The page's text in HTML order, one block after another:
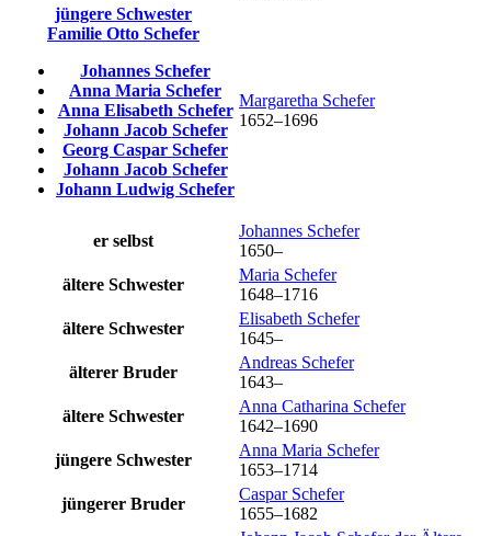
jüngere Schwester
Familie Otto Schefer
Johannes Schefer
Anna Maria Schefer
Anna Elisabeth Schefer
Johann Jacob Schefer
Georg Caspar Schefer
Johann Jacob Schefer
Johann Ludwig Schefer
Margaretha Schefer
1652–1696
er selbst
Johannes Schefer
1650–
ältere Schwester
Maria Schefer
1648–1716
ältere Schwester
Elisabeth Schefer
1645–
älterer Bruder
Andreas Schefer
1643–
ältere Schwester
Anna Catharina Schefer
1642–1690
jüngere Schwester
Anna Maria Schefer
1653–1714
jüngerer Bruder
Caspar Schefer
1655–1682